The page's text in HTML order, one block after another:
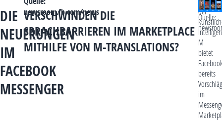
DIE
NEUERUNGEN
IM
FACEBOOK
MESSENGER
newsroom.fb.com/news
VERSCHWINDEN DIE
SPRACHBARRIEREN IM MARKETPLACE
MITHILFE VON M-TRANSLATIONS?
der
M
bietet
bereits
im
Quelle: